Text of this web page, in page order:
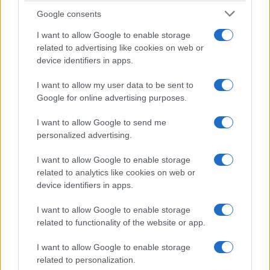
Google consents
I want to allow Google to enable storage
related to advertising like cookies on web or
device identifiers in apps.
I want to allow my user data to be sent to
Google for online advertising purposes.
I want to allow Google to send me
personalized advertising.
I want to allow Google to enable storage
related to analytics like cookies on web or
device identifiers in apps.
I want to allow Google to enable storage
related to functionality of the website or app.
I want to allow Google to enable storage
related to personalization.
Hogy csinálod?
Nehezen. Törésekkel és összeragasztásokkal. Nincs
konkrét receptem a harmóniateremtésre, de sokat segít,
hogy felismertem a túlzottan pozitív és túlzottan optimista
énem. Minél inkább átlátom ezt az énrészt, annál inkább
szembenézésre, a fájdalom felvállalására. Amint elfogadom